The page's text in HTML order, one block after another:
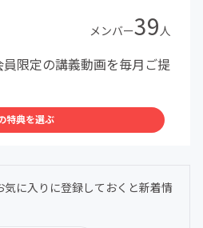
メンバー39人
員限定の講義動画を毎月ご提
特典を選ぶ
に入りに登録しておくと新着情